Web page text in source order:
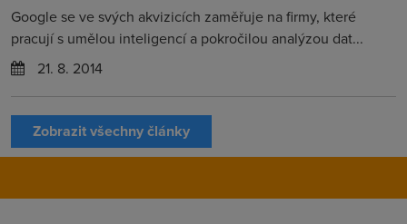
Google se ve svých akvizicích zaměřuje na firmy, které
pracují s umělou inteligencí a pokročilou analýzou dat...
21. 8. 2014
Zobrazit všechny články